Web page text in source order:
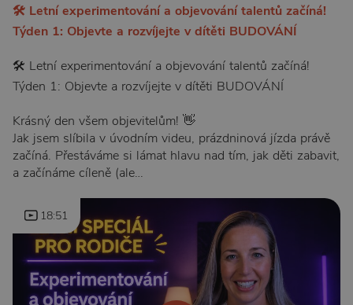
🛠️ Letní experimentování a objevování talentů začíná!
Týden 1: Objevte a rozvíjejte v dítěti BUDOVÁNÍ
🛠️ Letní experimentování a objevování talentů začíná!
Týden 1: Objevte a rozvíjejte v dítěti BUDOVÁNÍ
Krásný den všem objevitelům! 👋
Jak jsem slíbila v úvodním videu, prázdninová jízda právě
začíná. Přestáváme si lámat hlavu nad tím, jak děti zabavit,
a začínáme cíleně (ale…
18:51